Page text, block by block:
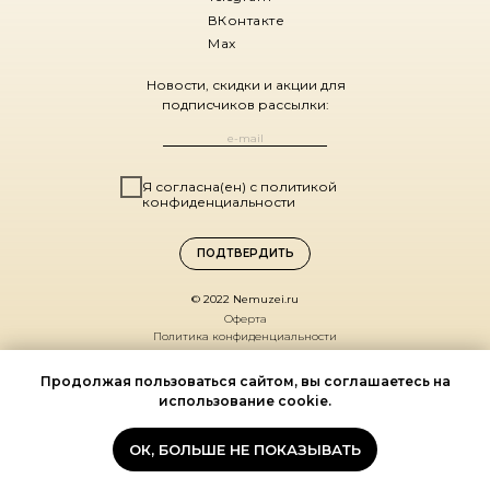
Я согласна(ен) с политикой
конфиденциальности
ПОДТВЕРДИТЬ
Новости, скидки и акции для
подписчиков рассылки:
ВКонтакте
Max
Оферта
Политика конфиденциальности
© 2022 Nemuzei.ru
Мы на карте
ул. Комиссара Смирнова, д. 15
(ДК Выборгский, 1 этаж)
Продолжая пользоваться сайтом, вы соглашаетесь на
использование cookie.
ОК, БОЛЬШЕ НЕ ПОКАЗЫВАТЬ